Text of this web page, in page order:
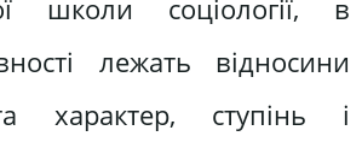
школи соціології, в
лежать відносини
характер, ступінь і